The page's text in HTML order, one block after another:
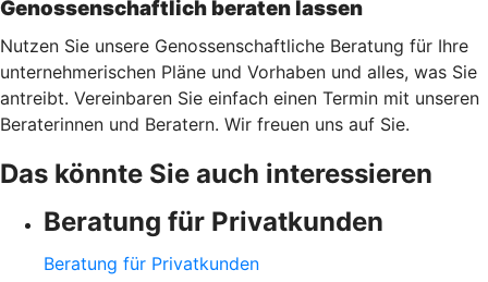
Genossenschaftlich beraten lassen
Nutzen Sie unsere Genossenschaftliche Beratung für Ihre
unternehmerischen Pläne und Vorhaben und alles, was Sie
antreibt. Vereinbaren Sie einfach einen Termin mit unseren
Beraterinnen und Beratern. Wir freuen uns auf Sie.
Das könnte Sie auch interessieren
Beratung für Privatkunden
Beratung für Privatkunden